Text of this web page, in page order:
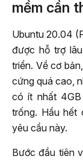
mềm cần
Ubuntu 20.04
được hỗ trợ
triển. Về cơ
cứng quá cao,
có ít nhất
trống. Hầu hết
yêu cầu này.
Bước đầu tiên